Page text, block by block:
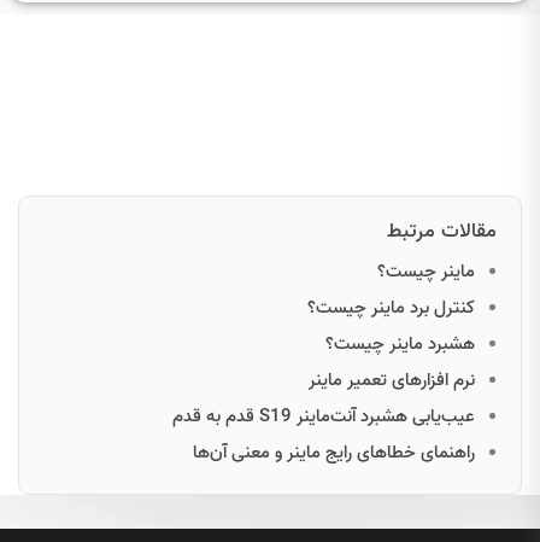
مقالات مرتبط
ماینر چیست؟
کنترل برد ماینر چیست؟
هشبرد ماینر چیست؟
نرم افزارهای تعمیر ماینر
عیب‌یابی هشبرد آنت‌ماینر S19 قدم به قدم
راهنمای خطاهای رایج ماینر و معنی آن‌ها